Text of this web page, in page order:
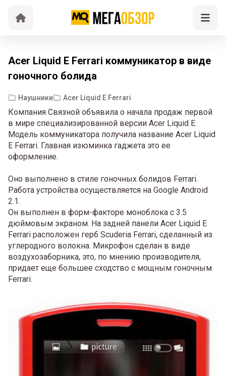
Acer Liquid E Ferrari коммуникатор в виде
гоночного болида
Наушники Acer Liquid E Ferrari
Компания Связной объявила о начала продаж первой
в мире специализированной версии Acer Liquid E.
Модель коммуникатора получила название Acer Liquid
E Ferrari. Главная изюминка гаджета это ее
оформление.
Оно выполнено в стиле гоночных болидов Ferrari.
Работа устройства осуществляется на Google Android
2.1.
Он выполнен в форм-факторе моноблока с 3.5
дюймовым экраном. На задней панели Acer Liquid E
Ferrari расположен герб Scuderia Ferrari, сделанный из
углеродного волокна. Микрофон сделан в виде
воздухозаборника, это, по мнению производителя,
придает еще большее сходство с мощным гоночным
Ferrari.